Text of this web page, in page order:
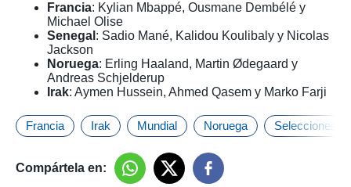
Francia: Kylian Mbappé, Ousmane Dembélé y
Michael Olise
Senegal : Sadio Mané, Kalidou Koulibaly y Nicolas
Jackson
Noruega: Erling Haaland, Martin Ødegaard y
Andreas Schjelderup
Irak: Aymen Hussein, Ahmed Qasem y Marko Farji
Francia Irak Mundial Noruega Selecciones
Compártela en: